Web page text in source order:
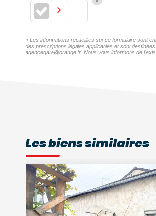
« Les informations recueillies sur ce formulaire sont
des prescriptions légales applicables et sont
agencegare@orange.fr. Nous vous informons de
Les biens similaires